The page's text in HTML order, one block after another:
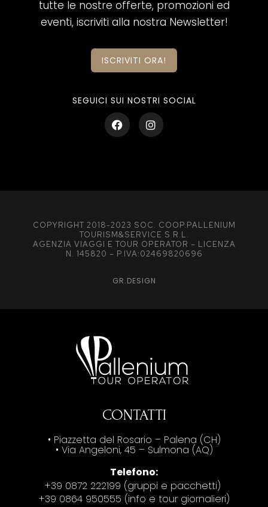
tutte le nostre offerte, promozioni ed
eventi, iscriviti alla nostra Newsletter!
ISCRIVITI ORA!
SEGUICI SUI NOSTRI SOCIAL
COPYRIGHT 2018-2023 SOC. COOP.PALLENIUM
TOURISM&SERVICE S.R.L.
AGENZIA VIAGGI E TOUR OPERATOR – LICENZA
N. 145820 – P.IVA:02469820696
GR.DESIGN
CONTATTI
• Piazzetta del Rosario – Palena (CH)
• Via Angeloni, 45 – Sulmona (AQ)
Telefono:
+39 0872 222199 (gruppi e pacchetti)
+39 0864 950555 (info e tour giornalieri)